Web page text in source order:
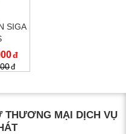
SIGA
THƯƠNG MẠI DỊCH VỤ